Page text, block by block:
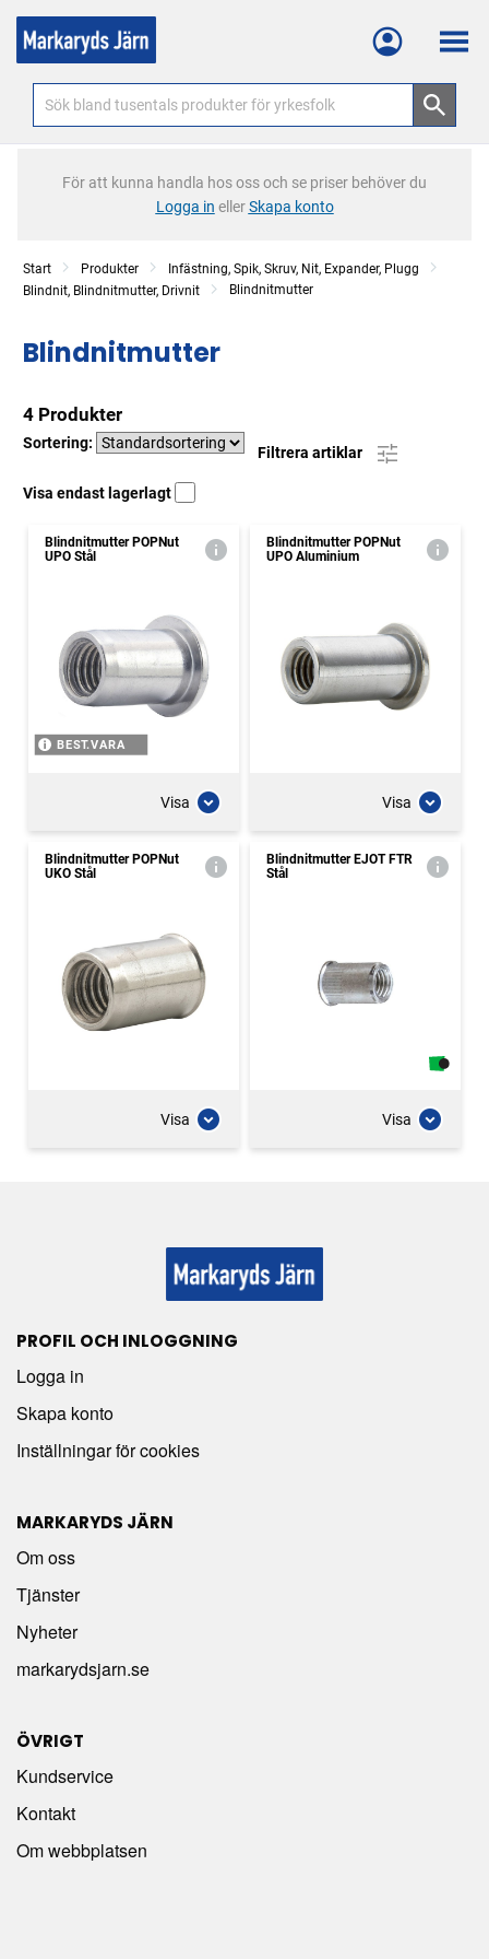
Meny
För att kunna handla hos oss och se priser behöver du
Logga in ellerSkapa konto
Start Produkter
Infästning, Spik, Skruv, Nit, Expander, Plugg
Blindnit, Blindnitmutter, Drivnit
Blindnitmutter
Blindnitmutter
4 Produkter
Sortering:
Filtrera artiklar
Visa endast lagerlagt
Blindnitmutter POPNut
UPO Stål
BEST.VARA
Visa
Blindnitmutter POPNut
UPO Aluminium
Visa
Blindnitmutter POPNut
UKO Stål
Visa
Blindnitmutter EJOT FTR
Stål
Visa
PROFIL OCH INLOGGNING
Logga in
Skapa konto
Inställningar för cookies
MARKARYDS JÄRN
Om oss
Tjänster
Nyheter
markarydsjarn.se
ÖVRIGT
Kundservice
Kontakt
Om webbplatsen